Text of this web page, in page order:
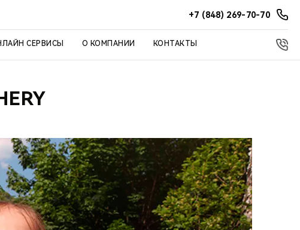
+7 (848) 269-70-70
СЕРВИСЫ О КОМПАНИИ КОНТАКТЫ